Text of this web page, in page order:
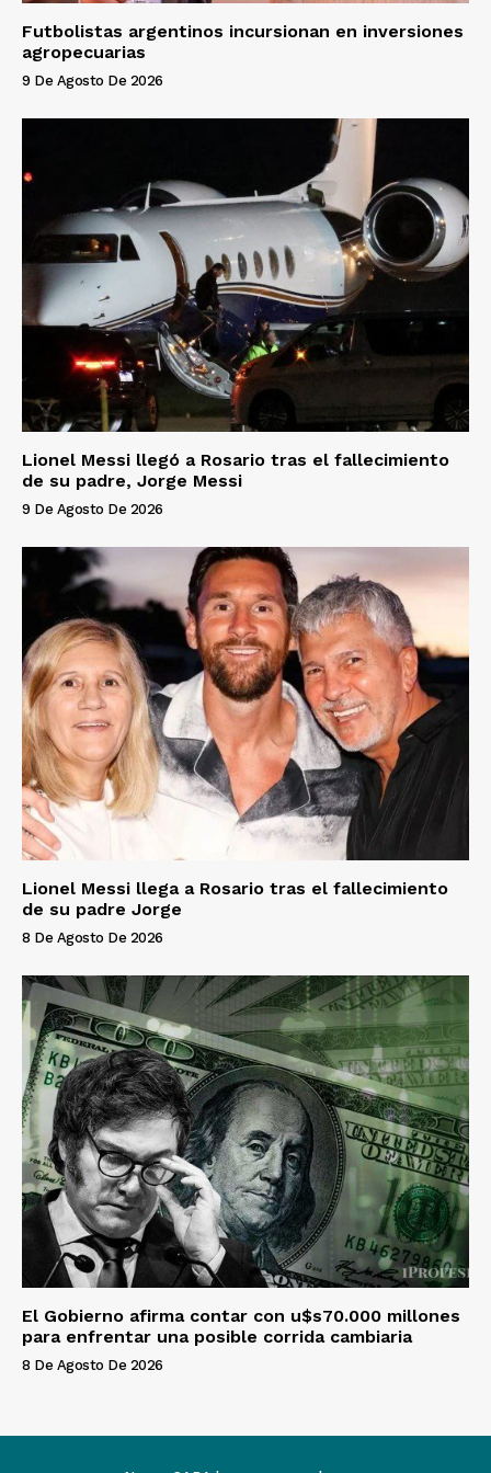
Futbolistas argentinos incursionan en inversiones
agropecuarias
9 De Agosto De 2026
Lionel Messi llegó a Rosario tras el fallecimiento
de su padre, Jorge Messi
9 De Agosto De 2026
Lionel Messi llega a Rosario tras el fallecimiento
de su padre Jorge
8 De Agosto De 2026
El Gobierno afirma contar con u$s70.000 millones
para enfrentar una posible corrida cambiaria
8 De Agosto De 2026